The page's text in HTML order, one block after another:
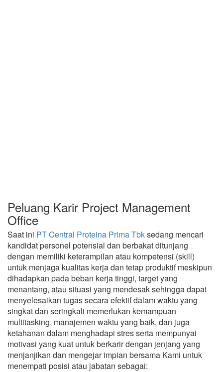
Peluang Karir Project Management
Office
Saat ini PT Central Proteina Prima Tbksedang mencari
kandidat personel potensial dan berbakat ditunjang
dengan memiliki keterampilan atau kompetensi (skill)
untuk menjaga kualitas kerja dan tetap produktif meskipun
dihadapkan pada beban kerja tinggi, target yang
menantang, atau situasi yang mendesak sehingga dapat
menyelesaikan tugas secara efektif dalam waktu yang
singkat dan seringkali memerlukan kemampuan
multitasking, manajemen waktu yang baik, dan juga
ketahanan dalam menghadapi stres serta mempunyai
motivasi yang kuat untuk berkarir dengan jenjang yang
menjanjikan dan mengejar impian bersama Kami untuk
menempati posisi atau jabatan sebagai: